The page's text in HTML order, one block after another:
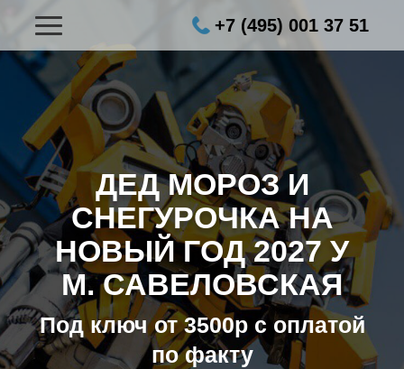
+7 (495) 001 37 51
ДЕД МОРОЗ И
СНЕГУРОЧКА НА
НОВЫЙ ГОД 2027 У
М. САВЕЛОВСКАЯ
Под ключ от 3500р с оплатой
по факту